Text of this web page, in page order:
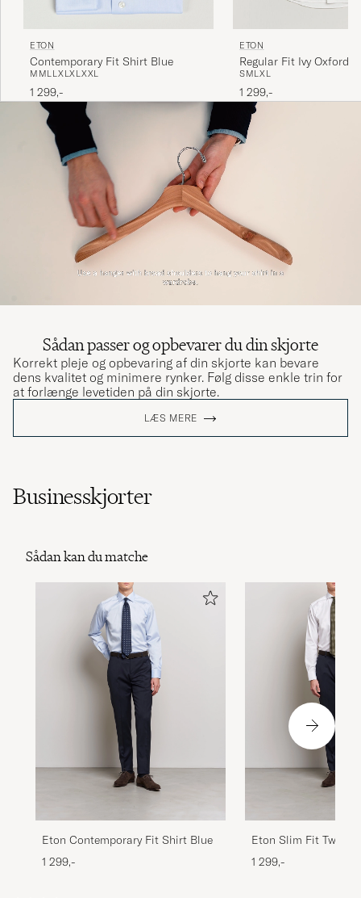
ETON
Contemporary Fit Shirt Blue
M MLLXLXLXXL
1 299,-
ETON
Regular Fit Ivy Oxford
SMLXL
1 299,-
Sådan passer og opbevarer du din skjorte
Korrekt pleje og opbevaring af din skjorte kan bevare
dens kvalitet og minimere rynker. Følg disse enkle trin for
at forlænge levetiden på din skjorte.
LÆS MERE
Businesskjorter
Sådan kan du matche
Eton Contemporary Fit Shirt Blue
1 299,-
Eton Slim Fit Twill
White
1 299,-